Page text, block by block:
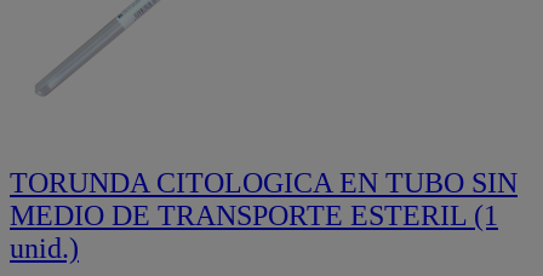
TORUNDA CITOLOGICA EN TUBO SIN
MEDIO DE TRANSPORTE ESTERIL (1
unid.)